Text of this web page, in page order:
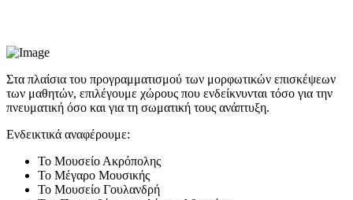
Στα πλαίσια του προγραμματισμού των μορφωτικών επισκέψεων
των μαθητών, επιλέγουμε χώρους που ενδείκνυνται τόσο για την
πνευματική όσο και για τη σωματική τους ανάπτυξη.
Ενδεικτικά αναφέρουμε:
Το Μουσείο Ακρόπολης
Το Μέγαρο Μουσικής
Το Μουσείο Γουλανδρή